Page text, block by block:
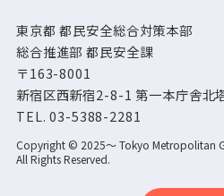
東京都 都民安全総合対策本部
総合推進部 都民安全課
〒163-8001
新宿区西新宿2-8-1 第一本庁舎北
TEL.03-5388-2281
Copyright © 2025～ Tokyo Metropolitan
All Rights Reserved.